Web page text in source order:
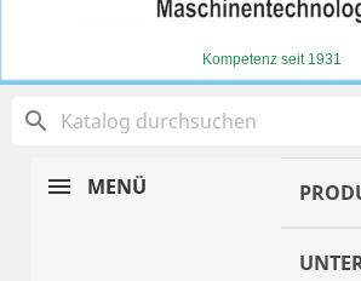
Kompetenz seit 1931
search
MENÜ